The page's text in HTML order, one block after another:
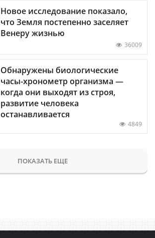
Новое исследование показало,
что Земля постепенно заселяет
Венеру жизнью
36009
Обнаружены биологические
часы-хронометр организма —
когда они выходят из строя,
развитие человека
останавливается
4849
ПОКАЗАТЬ ЕЩЕ